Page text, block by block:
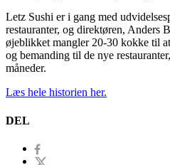
Letz Sushi er i gang med
restauranter, og direktøren, Anders
øjeblikket mangler 20-30 kokke til
og bemanding til de nye
måneder.
Læs hele historien her.
DEL